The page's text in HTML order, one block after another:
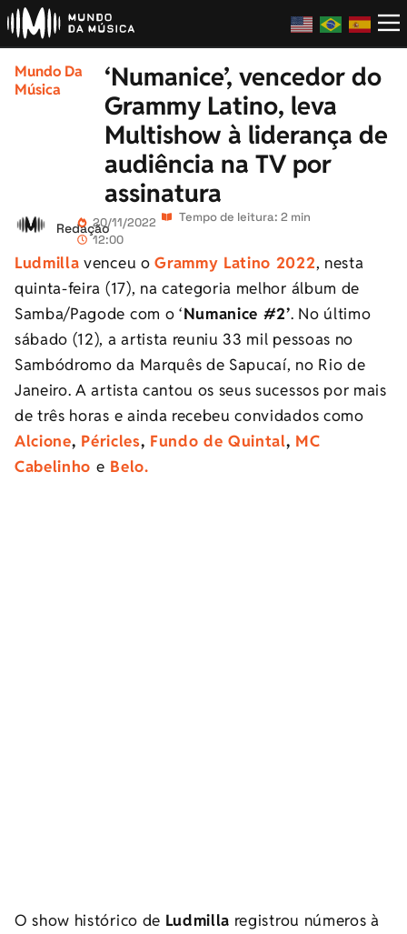
Mundo Da
Música
‘Numanice’, vencedor do
Grammy Latino, leva
Multishow à liderança de
audiência na TV por
assinatura
Redação20/11/2022
12:00
Tempo de leitura: 2 min
Ludmilla venceu oGrammy Latino 2022, nesta
quinta-feira (17), na categoria melhor álbum de
Samba/Pagode com o ‘Numanice #2’. No último
sábado (12), a artista reuniu 33 mil pessoas no
Sambódromo da Marquês de Sapucaí, no Rio de
Janeiro. A artista cantou os seus sucessos por mais
de três horas e ainda recebeu convidados como
Alcione, Péricles, Fundo de Quintal, MC
Cabelinho e Belo.
O show histórico de Ludmilla registrou números à